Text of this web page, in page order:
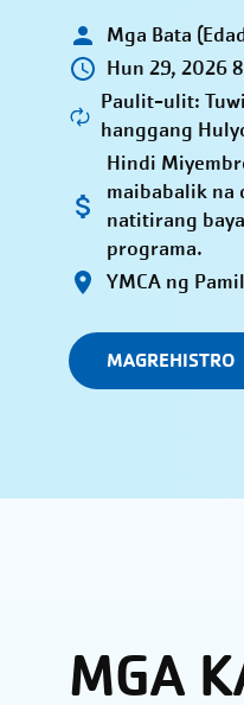
Mga Bata
Hun 29, 2026
Paulit-ulit:
hanggang
Hindi
maibabalik na
natitirang
programa.
YMCA ng
MAGREHISTRO
MGA